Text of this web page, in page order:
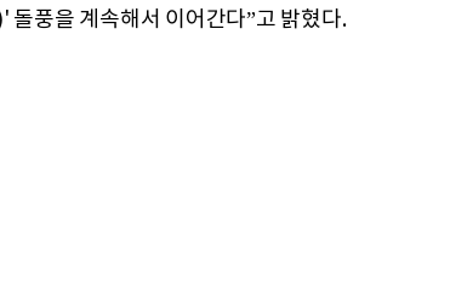
돌풍을 계속해서 이어간다”고 밝혔다.